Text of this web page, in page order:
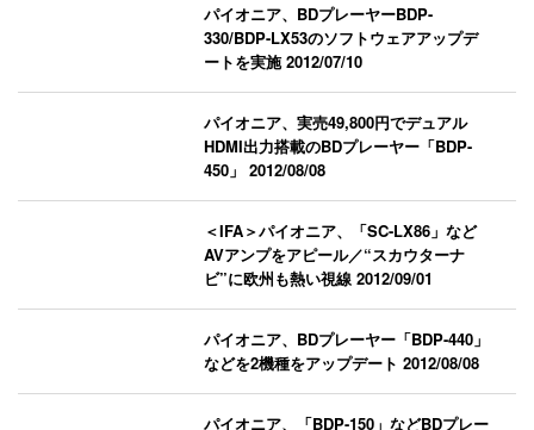
パイオニア、BDプレーヤーBDP-
330/BDP-LX53のソフトウェアアップデ
ートを実施2012/07/10
パイオニア、実売49,800円でデュアル
HDMI出力搭載のBDプレーヤー「BDP-
450」2012/08/08
＜IFA＞パイオニア、「SC-LX86」など
AVアンプをアピール／“スカウターナ
ビ”に欧州も熱い視線2012/09/01
パイオニア、BDプレーヤー「BDP-440」
などを2機種をアップデート2012/08/08
パイオニア、「BDP-150」などBDプレー